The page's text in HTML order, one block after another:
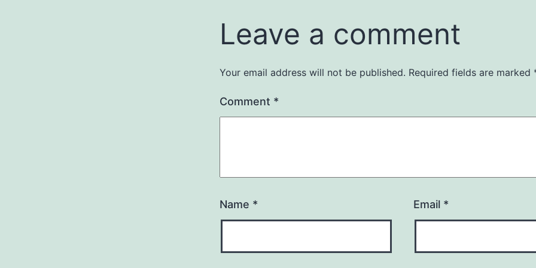
Leave a comment
Your email address will not be published. Required fields are marked
Comment *
Name * Email *